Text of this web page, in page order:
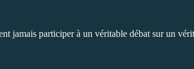
jamais participer à un véritable débat sur un